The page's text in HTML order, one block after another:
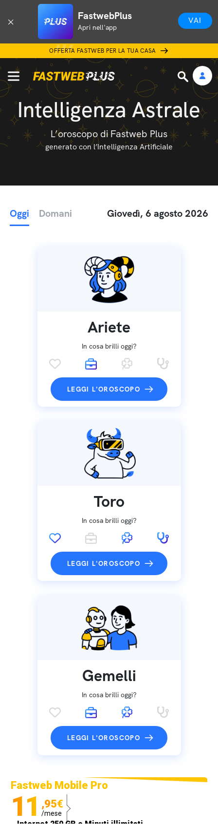
FastwebPlus
Apri nell'app
VAI
OFFERTA FASTWEB PER LA TUA CASA
Intelligenza Astrale
L’oroscopo di Fastweb Plus
generato con l’Intelligenza Artificiale
Oggi Domani Giovedì, 6 agosto 2026
Ariete
In cosa brilli oggi?
LEGGI L'OROSCOPO
Toro
In cosa brilli oggi?
LEGGI L'OROSCOPO
Gemelli
In cosa brilli oggi?
LEGGI L'OROSCOPO
Fastweb Mobile Pro
11 ,95€
/mese
Internet 250 GB e Minuti illimitati